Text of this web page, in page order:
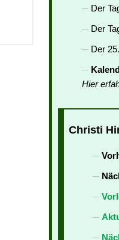
Der
Der
Der
Hier
Christi